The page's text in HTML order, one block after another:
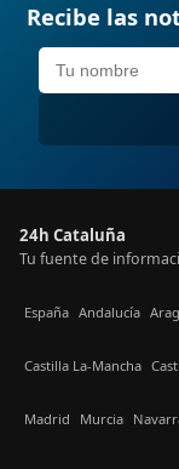
Recibe las
24h Cataluña
Tu fuente de
España Andalucía
Castilla La-Mancha
Madrid Murcia